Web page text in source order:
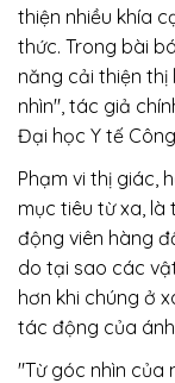
thiện nhiều khía
thức. Trong bài
năng cải thiện
nhìn", tác giả
Đại học Y tế
Phạm vi thị giác,
mục tiêu từ xa,
động viên hàng
do tại sao các
hơn khi chúng ở
tác động của
"Từ góc nhìn của